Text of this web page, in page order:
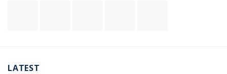
LATEST